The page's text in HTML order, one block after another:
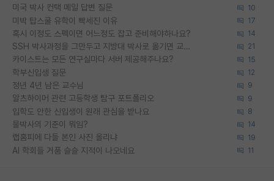
미국 박사 컨택 메일 답변 질문 10
미박 탑스쿨 유학이 빡세진 이유 17
혹시 이정도 스펙이면 어느정도 잡고 준비해야하나요? 14
SSH 박사과정을 그만두고 지방대 박사로 옮기면 교수의 꿈은 끝일까요? 21
카이스트는 모든 연구실마다 서버 제공해주나요? 15
학부신입생 질문 12
정년 4년 남은 교수님 9
알츠하이머 관련 고등학생 탐구 포트폴리오 9
입학도 안한 신입생이 원래 관심을 받나요 8
물박사의 기준이 뭐임? 14
랩홈피에 다들 본인 사진 올리냐 19
AI 학회들 거품 슬슬 지적이 나오네요 11